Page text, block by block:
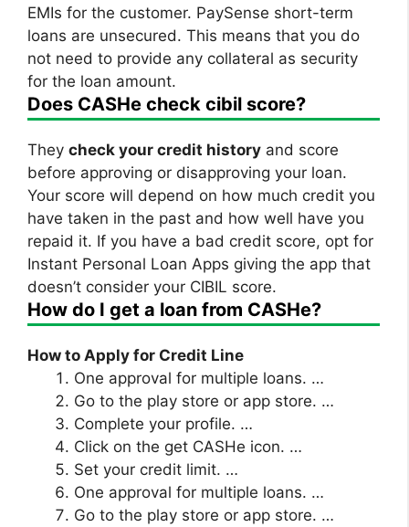
EMIs for the customer. PaySense short-term
loans are unsecured. This means that you do
not need to provide any collateral as security
for the loan amount.
Does CASHe check cibil score?
They check your credit history and score
before approving or disapproving your loan.
Your score will depend on how much credit you
have taken in the past and how well have you
repaid it. If you have a bad credit score, opt for
Instant Personal Loan Apps giving the app that
doesn’t consider your CIBIL score.
How do I get a loan from CASHe?
How to Apply for Credit Line
One approval for multiple loans. …
Go to the play store or app store. …
Complete your profile. …
Click on the get CASHe icon. …
Set your credit limit. …
One approval for multiple loans. …
Go to the play store or app store. …